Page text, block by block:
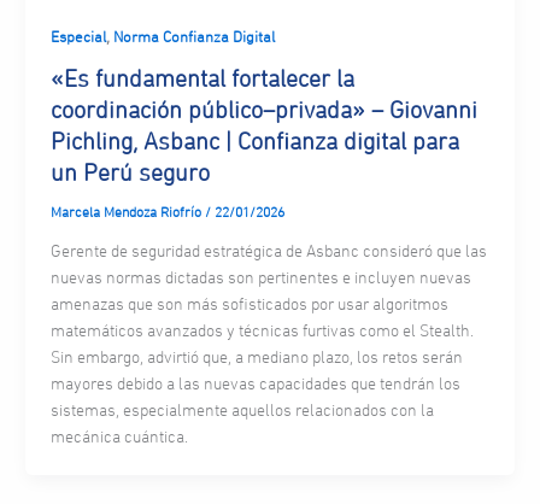
Especial, Norma Confianza Digital
«Es fundamental fortalecer la
coordinación público–privada» – Giovanni
Pichling, Asbanc | Confianza digital para
un Perú seguro
Marcela Mendoza Riofrío / 22/01/2026
Gerente de seguridad estratégica de Asbanc consideró que las
nuevas normas dictadas son pertinentes e incluyen nuevas
amenazas que son más sofisticados por usar algoritmos
matemáticos avanzados y técnicas furtivas como el Stealth.
Sin embargo, advirtió que, a mediano plazo, los retos serán
mayores debido a las nuevas capacidades que tendrán los
sistemas, especialmente aquellos relacionados con la
mecánica cuántica.